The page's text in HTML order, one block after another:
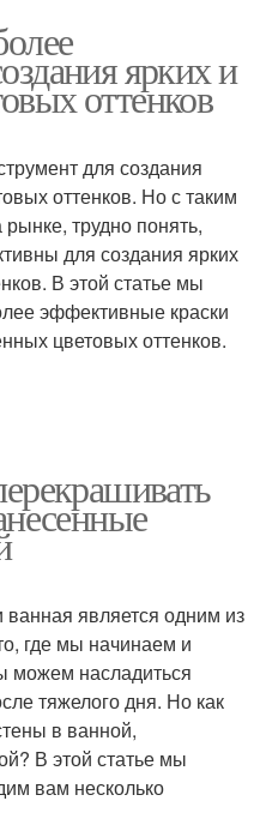
ярких и
оттенков
для создания
оттенков. Но с таким
трудно понять,
для создания ярких
В этой статье мы
эффективные краски
цветовых оттенков.
является одним из
где мы начинаем и
можем насладиться
тяжелого дня. Но как
в ванной,
В этой статье мы
вам несколько